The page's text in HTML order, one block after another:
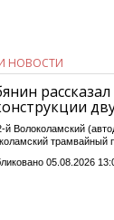
НОВОСТИ
рассказал
й Волоколамский
трамвайный
05.08.2026